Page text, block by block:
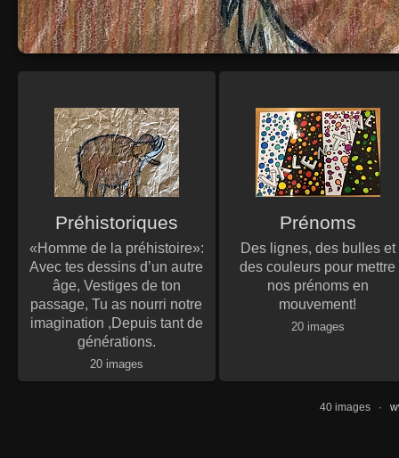
Préhistoriques
«Homme de la préhistoire»:
Avec tes dessins d’un autre
âge, Vestiges de ton
passage, Tu as nourri notre
imagination ,Depuis tant de
générations.
20 images
Prénoms
Des lignes, des bulles et
des couleurs pour mettre
nos prénoms en
mouvement!
20 images
40 images ·